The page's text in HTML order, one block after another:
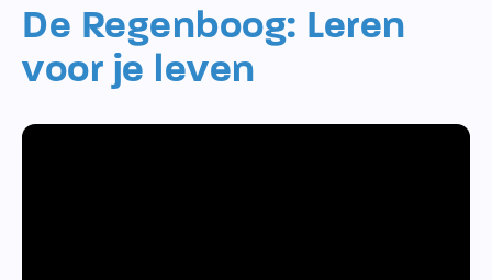
De Regenboog: Leren
voor je leven